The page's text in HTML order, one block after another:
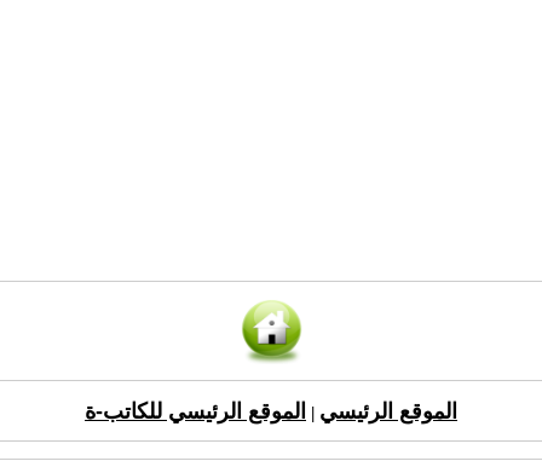
الموقع الرئيسي الموقع الرئيسي للكاتب-ة